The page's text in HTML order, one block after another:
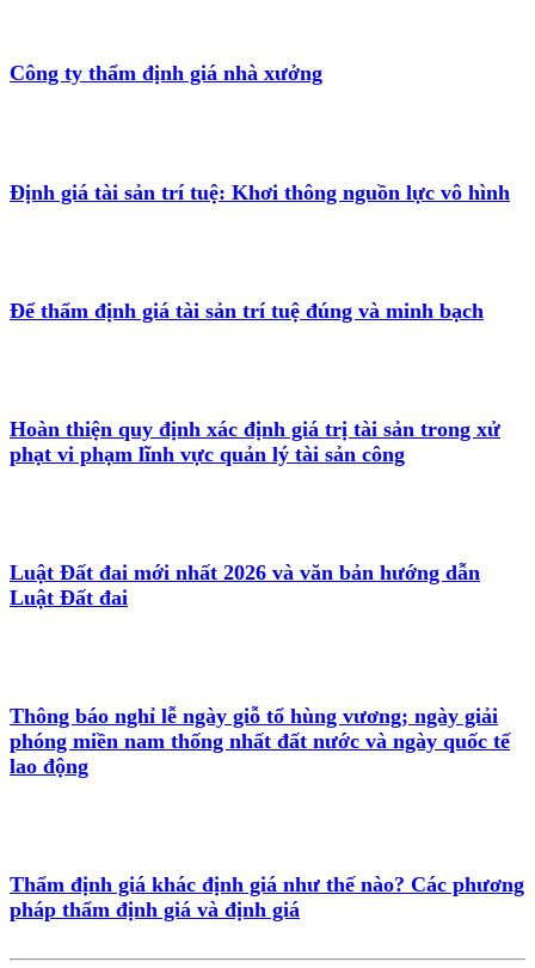
Công ty thẩm định giá nhà xưởng
Định giá tài sản trí tuệ: Khơi thông nguồn lực vô hình
Để thẩm định giá tài sản trí tuệ đúng và minh bạch
Hoàn thiện quy định xác định giá trị tài sản trong xử
phạt vi phạm lĩnh vực quản lý tài sản công
Luật Đất đai mới nhất 2026 và văn bản hướng dẫn
Luật Đất đai
Thông báo nghỉ lễ ngày giỗ tổ hùng vương; ngày giải
phóng miền nam thống nhất đất nước và ngày quốc tế
lao động
Thẩm định giá khác định giá như thế nào? Các phương
pháp thẩm định giá và định giá